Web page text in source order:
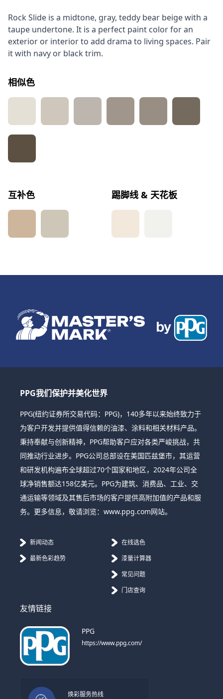
Rock Slide is a midtone, gray, teddy bear beige with a
taupe undertone. It is a perfect paint color for an
exterior or interior to add drama to living spaces. Pair
it with navy or black trim.
相似色
互补色 踢脚线 & 天花板
PPG我们保护并美化世界
PPG(纽约证券所交易代码：PPG)，140多年以来始终致力于
为客户开发并提供值得信赖的油漆、涂料和相关材料产品。
秉持奉献与创新精神，PPG帮助客户应对各类严峻挑战，共
同推动行业进步。PPG公司总部设在美国匹兹堡市，其运营
和研发机构遍布全球超过70个国家和地区，2024年公司全
球净销售额达158亿美元。PPG为建筑、消费品、工业、交
通运输等领域及其售后市场的客户提供高附加值的产品和服
务。更多信息，敬请浏览：www.ppg.com网站。
新闻动态
最新色彩趋势
在线选色
漆量计算器
常见问题
门店查询
友情链接
PPG
https://www.ppg.com/
焕彩服务热线